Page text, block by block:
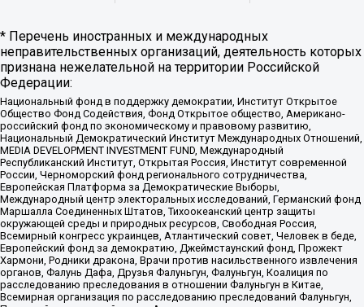
* Перечень иностранных и международных
неправительственных организаций, деятельность которых
признана нежелательной на территории Российской
Федерации:
Национальный фонд в поддержку демократии, Институт Открытое
Общество Фонд Содействия, Фонд Открытое общество, Американо-
российский фонд по экономическому и правовому развитию,
Национальный Демократический Институт Международных Отношений,
MEDIA DEVELOPMENT INVESTMENT FUND, Международный
Республиканский Институт, Открытая Россия, Институт современной
России, Черноморский фонд регионального сотрудничества,
Европейская Платформа за Демократические Выборы,
Международный центр электоральных исследований, Германский фонд
Маршалла Соединенных Штатов, Тихоокеанский центр защиты
окружающей среды и природных ресурсов, Свободная Россия,
Всемирный конгресс украинцев, Атлантический совет, Человек в беде,
Европейский фонд за демократию, Джеймстаунский фонд, Прожект
Хармони, Родники дракона, Врачи против насильственного извлечения
органов, Фалунь Дафа, Друзья Фалуньгун, Фалуньгун, Коалиция по
расследованию преследования в отношении Фалуньгун в Китае,
Всемирная организация по расследованию преследований Фалуньгун,